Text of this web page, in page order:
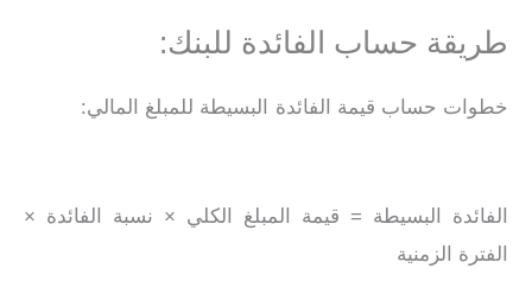
طريقة حساب الفائدة للبنك:
خطوات حساب قيمة الفائدة البسيطة للمبلغ المالي:
الفائدة البسيطة = قيمة المبلغ الكلي × نسبة الفائدة ×
الفترة الزمنية